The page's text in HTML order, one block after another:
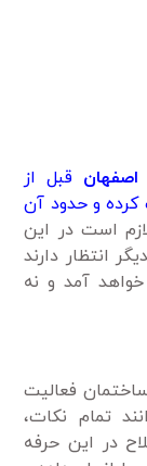
اصفهان قبل از
کرده و حدود آن
است در این
انتظار دارند
آمد و نه
نقاشی ساختمان فعالیت
تمام نکات،
در این حرفه